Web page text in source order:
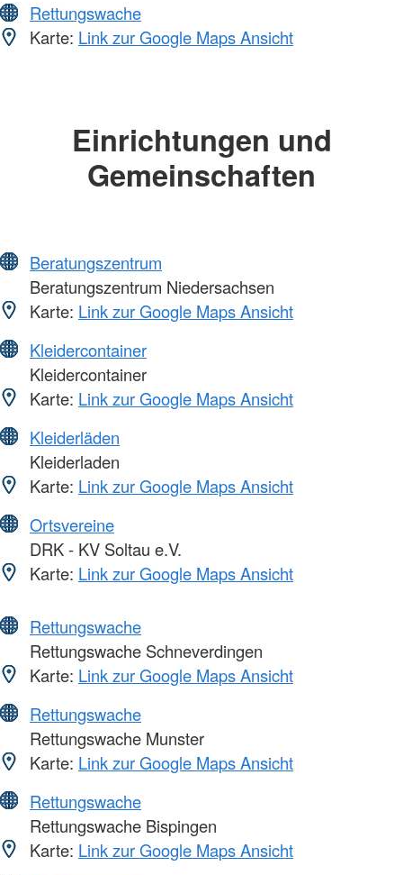
Rettungswache
Karte: Link zur Google Maps Ansicht
Einrichtungen und
Gemeinschaften
Beratungszentrum
Beratungszentrum Niedersachsen
Karte: Link zur Google Maps Ansicht
Kleidercontainer
Kleidercontainer
Karte: Link zur Google Maps Ansicht
Kleiderläden
Kleiderladen
Karte: Link zur Google Maps Ansicht
Ortsvereine
DRK - KV Soltau e.V.
Karte: Link zur Google Maps Ansicht
Rettungswache
Rettungswache Schneverdingen
Karte: Link zur Google Maps Ansicht
Rettungswache
Rettungswache Munster
Karte: Link zur Google Maps Ansicht
Rettungswache
Rettungswache Bispingen
Karte: Link zur Google Maps Ansicht